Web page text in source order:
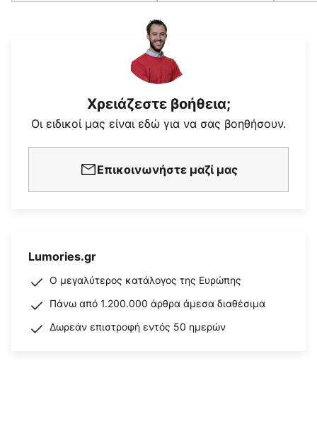
Χρειάζεστε βοήθεια;
Οι ειδικοί μας είναι εδώ για να σας βοηθήσουν.
Επικοινωνήστε μαζί μας
Lumories.gr
Ο μεγαλύτερος κατάλογος της Ευρώπης
Πάνω από 1.200.000 άρθρα άμεσα διαθέσιμα
Δωρεάν επιστροφή εντός 50 ημερών